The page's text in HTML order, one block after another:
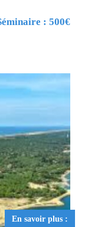
: 500€
En savoir plus :